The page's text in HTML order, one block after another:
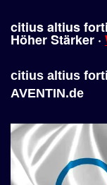
citius altius
Höher Stärker ·
citius altius
AVENTIN.de